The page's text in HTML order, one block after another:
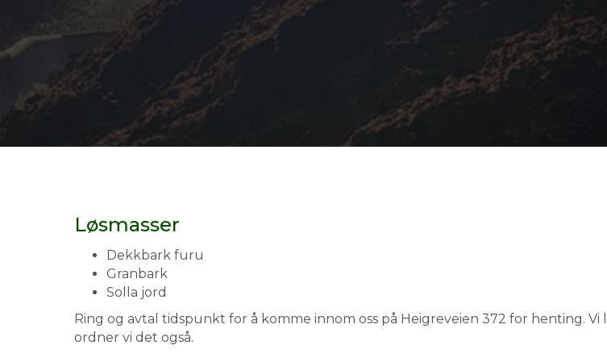
Løsmasser
Dekkbark furu
Granbark
Solla jord
Ring og avtal tidspunkt for å komme innom oss på Heigreveien 372 for henting.
ordner vi det også.